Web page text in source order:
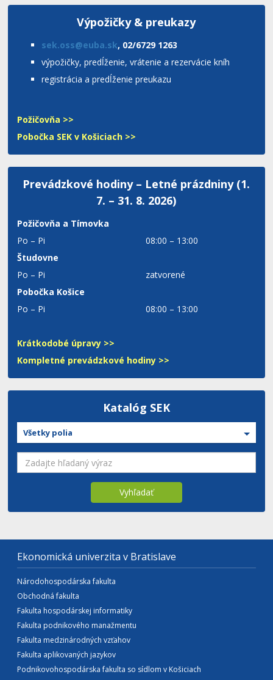
Výpožičky & preukazy
sek.oss@euba.sk, 02/6729 1263
výpožičky, predĺženie, vrátenie a rezervácie kníh
registrácia a predĺženie preukazu
Požičovňa >>
Pobočka SEK v Košiciach >>
Prevádzkové hodiny – Letné prázdniny (1.
7. – 31. 8. 2026)
Požičovňa a Tímovka
Po – Pi
08:00 – 13:00
Študovne
Po – Pi
zatvorené
Pobočka Košice
Po – Pi
08:00 – 13:00
Krátkodobé úpravy >>
Kompletné prevádzkové hodiny >>
Katalóg SEK
Všetky polia
Vyhľadať
Ekonomická univerzita v Bratislave
Národohospodárska fakulta
Obchodná fakulta
Fakulta hospodárskej informatiky
Fakulta podnikového manažmentu
Fakulta medzinárodných vzťahov
Fakulta aplikovaných jazykov
Podnikovohospodárska fakulta so sídlom v Košiciach